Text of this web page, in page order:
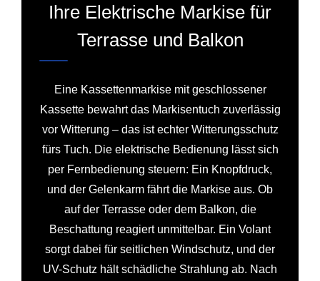
Ihre Elektrische Markise für
Terrasse und Balkon
Eine Kassettenmarkise mit geschlossener
Kassette bewahrt das Markisentuch zuverlässig
vor Witterung – das ist echter Witterungsschutz
fürs Tuch. Die elektrische Bedienung lässt sich
per Fernbedienung steuern: Ein Knopfdruck,
und der Gelenkarm fährt die Markise aus. Ob
auf der Terrasse oder dem Balkon, die
Beschattung reagiert unmittelbar. Ein Volant
sorgt dabei für seitlichen Windschutz, und der
UV-Schutz hält schädliche Strahlung ab. Nach